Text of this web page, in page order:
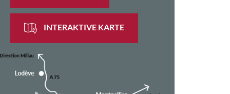
INTERAKTIVE KARTE